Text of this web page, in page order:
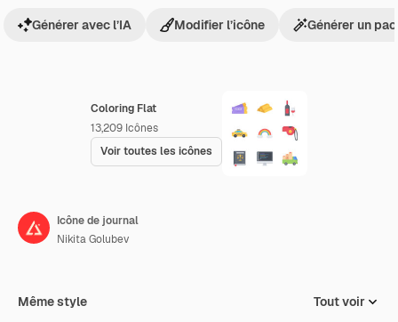
Coloring Flat
13,209 Icônes
Voir toutes les icônes
Générer avec l’IA Modifier l’icône Générer un
Icône de journal
Nikita Golubev
Même style Tout voir